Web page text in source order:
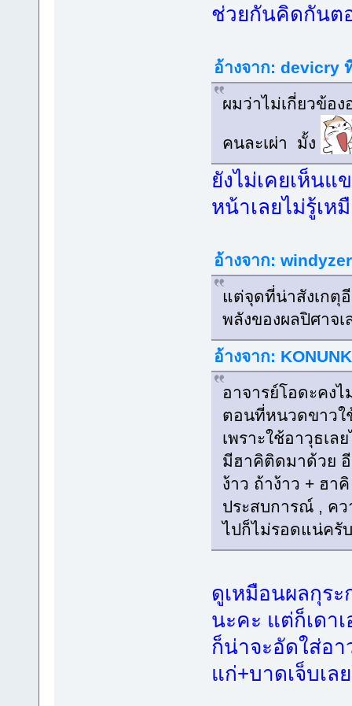
ช่วยกันคิดกันต
อ้างจาก: devicry
ผมว่าไม่เกี่ยวข้อ
คนละเผ่า มั้ง
ยังไม่เคยเห็น
หน้าเลยไม่รู้เห
อ้างจาก:
แต่จุดที่น่าสังเกตุ
พลังของผลปิศาจเ
อ้างจาก:
อาจารย์โอดะคง
ตอนที่หนวดขาวใ
เพราะใช้อาวุธเล
มีฮาคิติดมาด้วย
ง้าว ถ้าง้าว + ฮา
ประสบการณ์ , คว
ไปก็ไม่รอดแน่ครับ
ดูเหมือนผลกุระ
นะคะ แต่ก็เดา
ก็น่าจะอัดใส่อา
แก่+บาดเจ็บเล